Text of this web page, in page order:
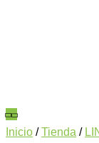
Inicio /Tienda /